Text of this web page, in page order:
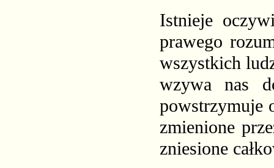
Istnieje
prawego
wszystkich
wzywa nas
powstrzymuje
zmienione
zniesione